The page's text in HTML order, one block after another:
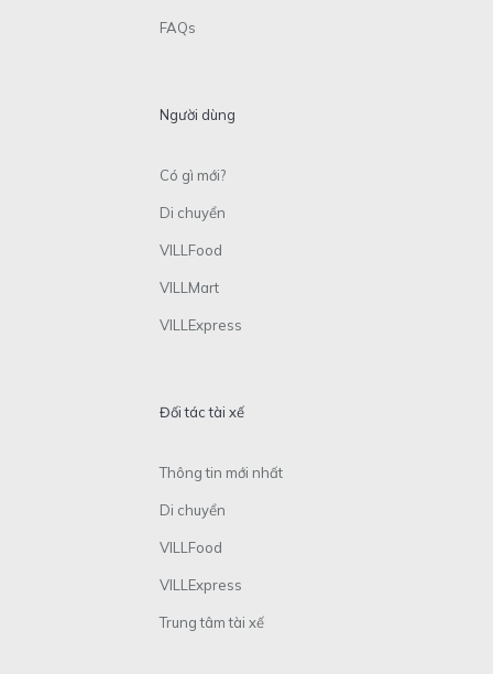
FAQs
Người dùng
Có gì mới?
Di chuyển
VILLFood
VILLMart
VILLExpress
Đối tác tài xế
Thông tin mới nhất
Di chuyển
VILLFood
VILLExpress
Trung tâm tài xế